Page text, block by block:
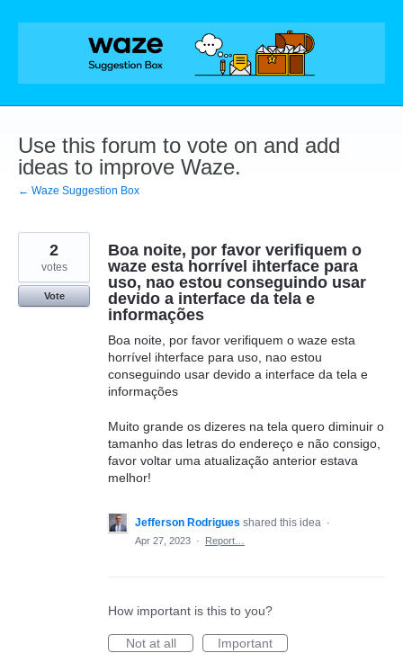
Skip
Use this forum to vote on and add
ideas to improve Waze.
← Waze Suggestion Box
Boa noite, por favor verifiquem o
waze esta horrível ihterface para
uso, nao estou conseguindo usar
devido a interface da tela e
informações
Boa noite, por favor verifiquem o waze esta
horrível ihterface para uso, nao estou
conseguindo usar devido a interface da tela e
informações
Muito grande os dizeres na tela quero diminuir o
tamanho das letras do endereço e não consigo,
favor voltar uma atualização anterior estava
melhor!
2
votes
Vote
Jefferson Rodrigues shared this idea
·
Apr 27, 2023 · Report…
How important is this to you?
Not at all
Important